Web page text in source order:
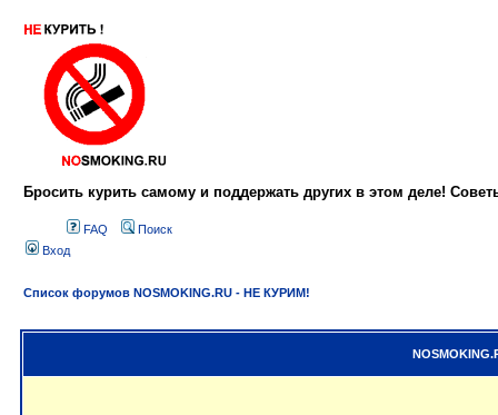
Бросить курить самому и поддержать других в этом деле!
FAQ
Поиск
Вход
Список форумов NOSMOKING.RU - НЕ КУРИМ!